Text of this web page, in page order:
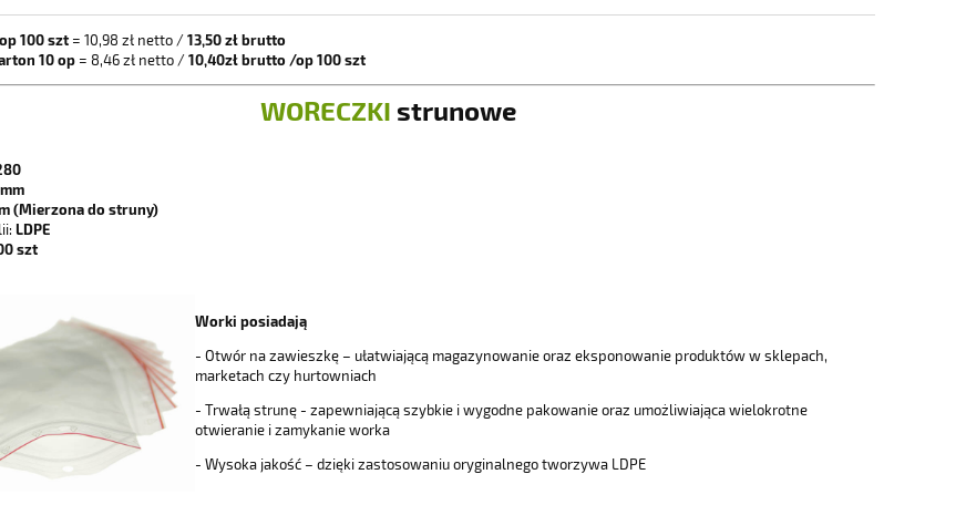
100 szt = 10,98 zł netto / 13,50 zł brutto
10 op = 8,46 zł netto / 10,40zł brutto /op 100 szt
WORECZKI strunowe
(Mierzona do struny)
LDPE
szt
Worki posiadają
- Otwór na zawieszkę – ułatwiającą magazynowanie oraz eksponowanie produktów w sklepach,
marketach czy hurtowniach
- Trwałą strunę - zapewniającą szybkie i wygodne pakowanie oraz umożliwiająca wielokrotne
otwieranie i zamykanie worka
- Wysoka jakość – dzięki zastosowaniu oryginalnego tworzywa LDPE